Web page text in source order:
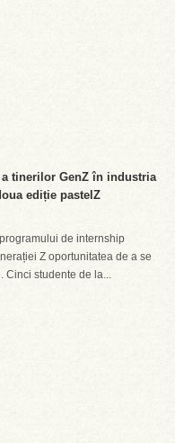
tinerilor GenZ în industria
ediție pastelZ
de internship
Z oportunitatea de a se
Cinci studente de la...